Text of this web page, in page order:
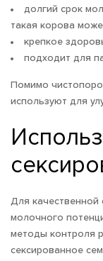
долгий срок
такая корова
крепкое
подходит для
Помимо
используют для
Для качественной
молочного
методы контроля
сексированное